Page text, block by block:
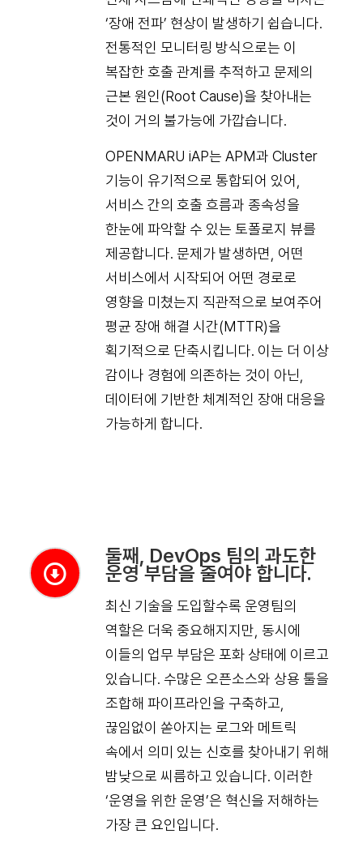
‘장애 전파’ 현상이 발생하기 쉽습니다.
전통적인 모니터링 방식으로는 이
복잡한 호출 관계를 추적하고 문제의
근본 원인(Root Cause)을 찾아내는
것이 거의 불가능에 가깝습니다.
OPENMARU iAP는 APM과 Cluster
기능이 유기적으로 통합되어 있어,
서비스 간의 호출 흐름과 종속성을
한눈에 파악할 수 있는 토폴로지 뷰를
제공합니다. 문제가 발생하면, 어떤
서비스에서 시작되어 어떤 경로로
영향을 미쳤는지 직관적으로 보여주어
평균 장애 해결 시간(MTTR)을
획기적으로 단축시킵니다. 이는 더 이상
감이나 경험에 의존하는 것이 아닌,
데이터에 기반한 체계적인 장애 대응을
가능하게 합니다.
둘째, DevOps 팀의 과도한
운영 부담을 줄여야 합니다.
최신 기술을 도입할수록 운영팀의
역할은 더욱 중요해지지만, 동시에
이들의 업무 부담은 포화 상태에 이르고
있습니다. 수많은 오픈소스와 상용 툴을
조합해 파이프라인을 구축하고,
끊임없이 쏟아지는 로그와 메트릭
속에서 의미 있는 신호를 찾아내기 위해
밤낮으로 씨름하고 있습니다. 이러한
‘운영을 위한 운영’은 혁신을 저해하는
가장 큰 요인입니다.